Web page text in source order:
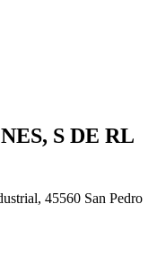
S DE RL
45560 San Pedro